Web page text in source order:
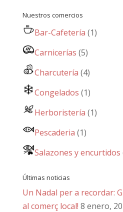
Nuestros comercios
Bar-Cafetería (1)
Carnicerías (5)
Charcutería (4)
Congelados (1)
Herboristería (1)
Pescaderia (1)
Salazones y encurtidos
Últimas noticias
Un Nadal per a recordar:
al comerç local! 8 enero,